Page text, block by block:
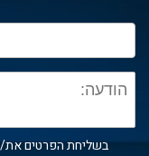
בשליחת הפרטים